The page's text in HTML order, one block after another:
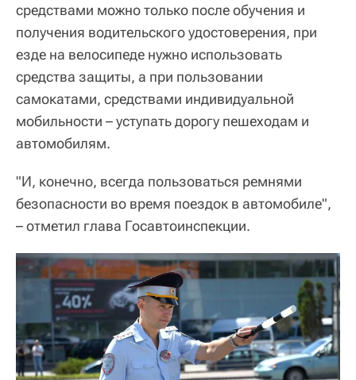
средствами можно только после обучения и
получения водительского удостоверения, при
езде на велосипеде нужно использовать
средства защиты, а при пользовании
самокатами, средствами индивидуальной
мобильности – уступать дорогу пешеходам и
автомобилям.
"И, конечно, всегда пользоваться ремнями
безопасности во время поездок в автомобиле",
– отметил глава Госавтоинспекции.